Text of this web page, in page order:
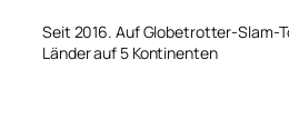
Seit 2016. Auf Globetrotter-Slam-
Länder auf 5 Kontinenten